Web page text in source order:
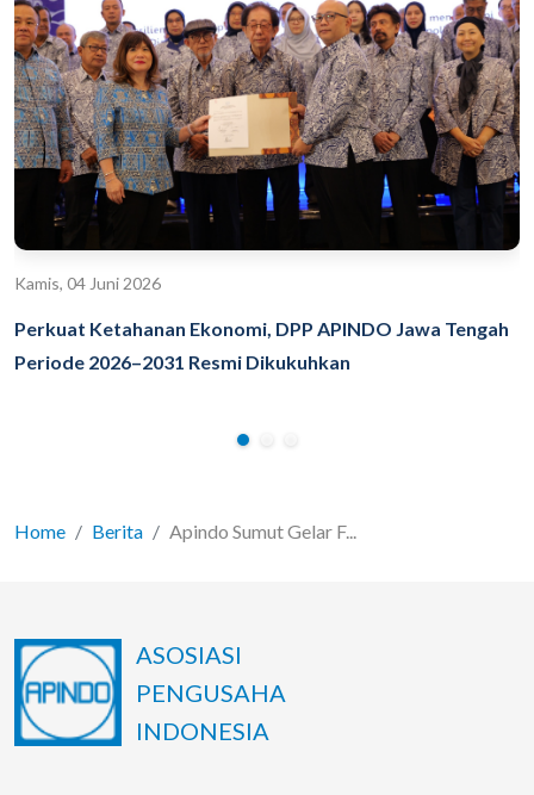
Kamis, 04 Juni 2026
Perkuat Ketahanan Ekonomi, DPP APINDO Jawa Tengah
Periode 2026–2031 Resmi Dikukuhkan
Home Berita Apindo Sumut Gelar F...
ASOSIASI
PENGUSAHA
INDONESIA